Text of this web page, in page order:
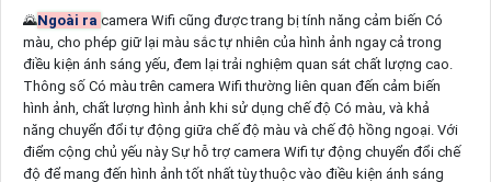
🌄Ngoài ra camera Wifi cũng được trang bị tính năng cảm biến Có
màu, cho phép giữ lại màu sắc tự nhiên của hình ảnh ngay cả trong
điều kiện ánh sáng yếu, đem lại trải nghiệm quan sát chất lượng cao.
Thông số Có màu trên camera Wifi thường liên quan đến cảm biến
hình ảnh, chất lượng hình ảnh khi sử dụng chế độ Có màu, và khả
năng chuyển đổi tự động giữa chế độ màu và chế độ hồng ngoại. Với
điểm cộng chủ yếu này Sự hỗ trợ camera Wifi tự động chuyển đổi chế
độ để mang đến hình ảnh tốt nhất tùy thuộc vào điều kiện ánh sáng